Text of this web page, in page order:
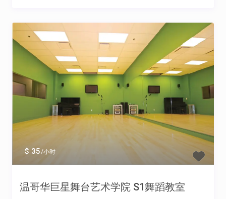
$ 35/小时
温哥华巨星舞台艺术学院 S1舞蹈教室